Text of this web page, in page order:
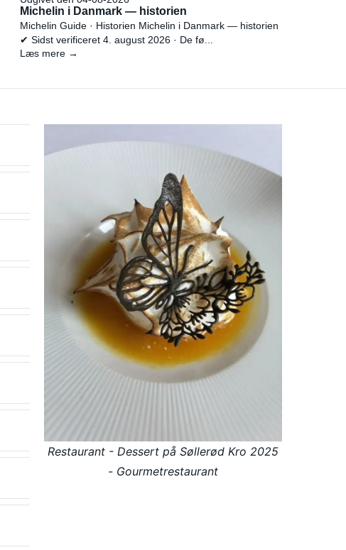
Michelin i Danmark — historien
Michelin Guide · Historien Michelin i Danmark — historien
✔ Sidst verificeret 4. august 2026 · De fø...
Læs mere →
Restaurant - Dessert på Søllerød Kro 2025
- Gourmetrestaurant